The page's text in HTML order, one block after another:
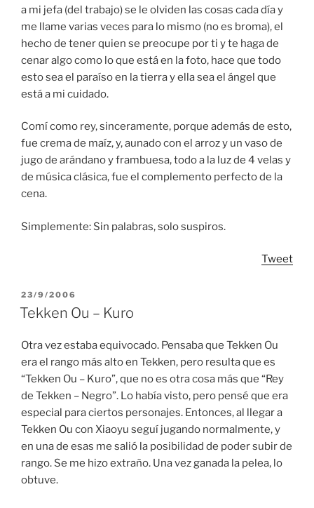
a mi jefa (del trabajo) se le olviden las cosas cada día y
me llame varias veces para lo mismo (no es broma), el
hecho de tener quien se preocupe por ti y te haga de
cenar algo como lo que está en la foto, hace que todo
esto sea el paraíso en la tierra y ella sea el ángel que
está a mi cuidado.
Comí como rey, sinceramente, porque además de esto,
fue crema de maíz, y, aunado con el arroz y un vaso de
jugo de arándano y frambuesa, todo a la luz de 4 velas y
de música clásica, fue el complemento perfecto de la
cena.
Simplemente: Sin palabras, solo suspiros.
Tweet
POSTED
ON
23/9/2006
Tekken Ou – Kuro
Otra vez estaba equivocado. Pensaba que Tekken Ou
era el rango más alto en Tekken, pero resulta que es
“Tekken Ou – Kuro”, que no es otra cosa más que “Rey
de Tekken – Negro”. Lo había visto, pero pensé que era
especial para ciertos personajes. Entonces, al llegar a
Tekken Ou con Xiaoyu seguí jugando normalmente, y
en una de esas me salió la posibilidad de poder subir de
rango. Se me hizo extraño. Una vez ganada la pelea, lo
obtuve.